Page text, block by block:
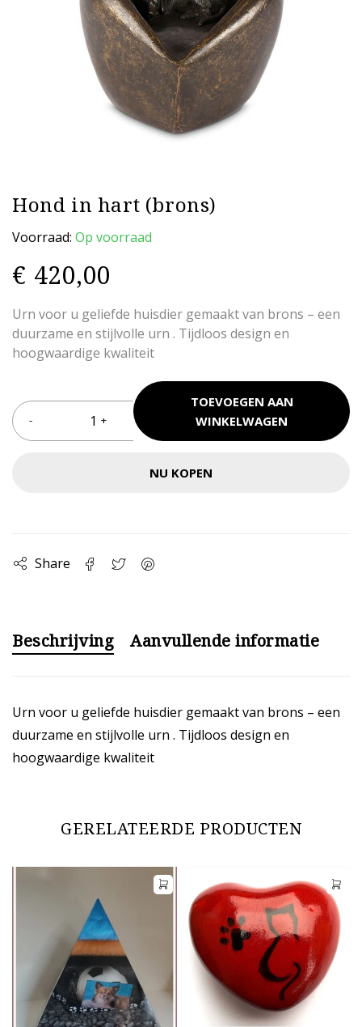
Hond in hart (brons)
Voorraad: Op voorraad
€ 420,00
Urn voor u geliefde huisdier gemaakt van brons – een
duurzame en stijlvolle urn . Tijdloos design en
hoogwaardige kwaliteit
TOEVOEGEN AAN
WINKELWAGEN
NU KOPEN
Share
Beschrijving Aanvullende informatie
Urn voor u geliefde huisdier gemaakt van brons – een
duurzame en stijlvolle urn . Tijdloos design en
hoogwaardige kwaliteit
GERELATEERDE PRODUCTEN